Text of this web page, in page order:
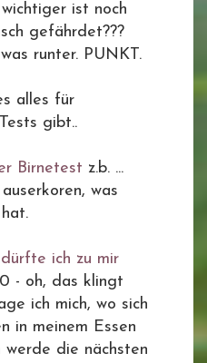
wichtiger ist noch
gefährdet???
runter. PUNKT.
alles für
gibt..
Birnetest z.b. ...
was
ich zu mir
- oh, das klingt
ich mich, wo sich
in meinem Essen
werde die nächsten